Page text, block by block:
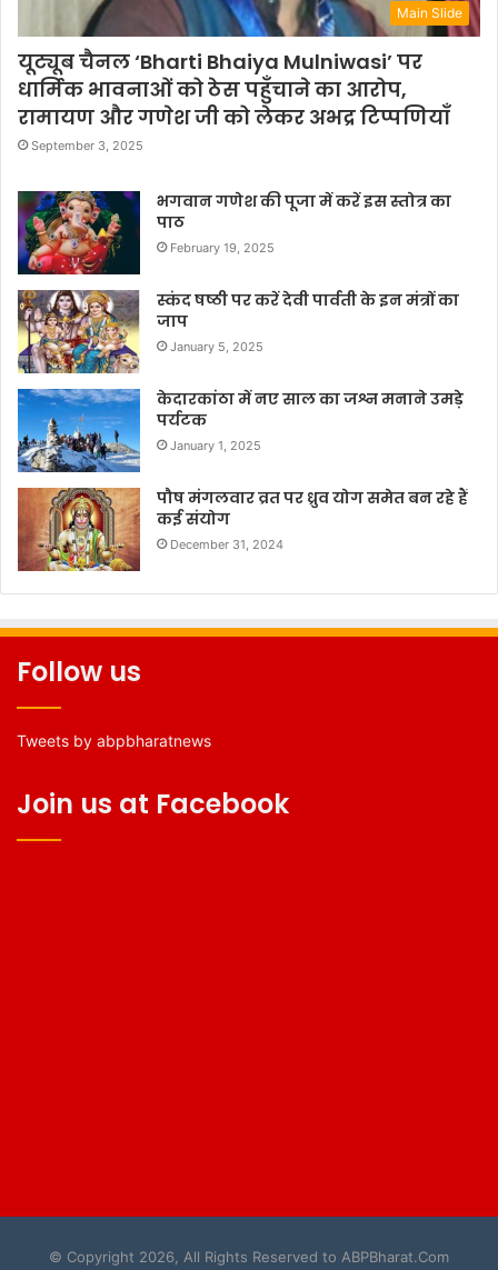
Main Slide
यूट्यूब चैनल ‘Bharti Bhaiya Mulniwasi’ पर
धार्मिक भावनाओं को ठेस पहुँचाने का आरोप,
रामायण और गणेश जी को लेकर अभद्र टिप्पणियाँ
September 3, 2025
भगवान गणेश की पूजा में करें इस स्तोत्र का
पाठ
February 19, 2025
स्कंद षष्ठी पर करें देवी पार्वती के इन मंत्रों का
जाप
January 5, 2025
केदारकांठा में नए साल का जश्न मनाने उमड़े
पर्यटक
January 1, 2025
पौष मंगलवार व्रत पर ध्रुव योग समेत बन रहे हैं
कई संयोग
December 31, 2024
Follow us
Tweets by abpbharatnews
Join us at Facebook
© Copyright 2026, All Rights Reserved to ABPBharat.Com